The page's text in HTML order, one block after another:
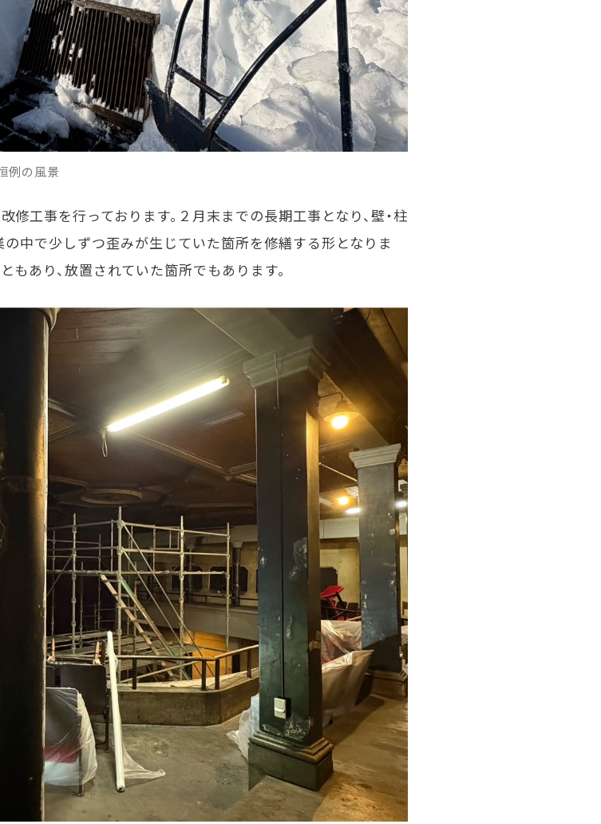
例の風景
工事を行っております。２月末までの長期工事となり、壁・柱
の中で少しずつ歪みが生じていた箇所を修繕する形となりま
あり、放置されていた箇所でもあります。